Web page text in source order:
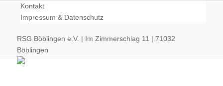
Kontakt
Impressum & Datenschutz
RSG Böblingen e.V. | Im Zimmerschlag 11 | 71032
Böblingen